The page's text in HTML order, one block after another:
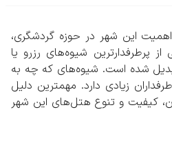
این شهر در حوزه گردشگری،
پرطرفدارترین شیوه‌های رزرو یا
تبدیل شده است. شیوه‌های که چه به
زیادی دارد. مهمترین دلیل
کیفیت و تنوع هتل‌های این شهر
اینکه طبق قوانین معتبر صنعت
خصوص تعداد ستاره‌ها و امکانات